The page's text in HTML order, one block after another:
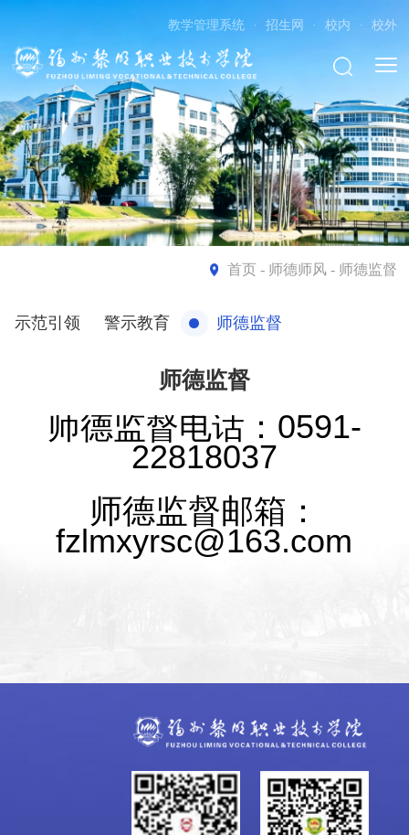
教学管理系统 · 招生网 · 校内 · 校外
首页- 师德师风 - 师德监督
示范引领 警示教育 师德监督
师德监督
师德监督电话：0591-
22818037
师德监督邮箱：
fzlmxyrsc@163.com